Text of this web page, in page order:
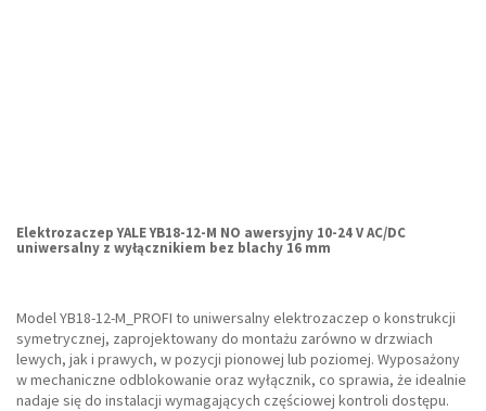
Elektrozaczep YALE YB18-12-M NO awersyjny 10-24 V AC/DC
uniwersalny z wyłącznikiem bez blachy 16 mm
Model YB18-12-M_PROFI to uniwersalny elektrozaczep o konstrukcji
symetrycznej, zaprojektowany do montażu zarówno w drzwiach
lewych, jak i prawych, w pozycji pionowej lub poziomej. Wyposażony
w mechaniczne odblokowanie oraz wyłącznik, co sprawia, że idealnie
nadaje się do instalacji wymagających częściowej kontroli dostępu.